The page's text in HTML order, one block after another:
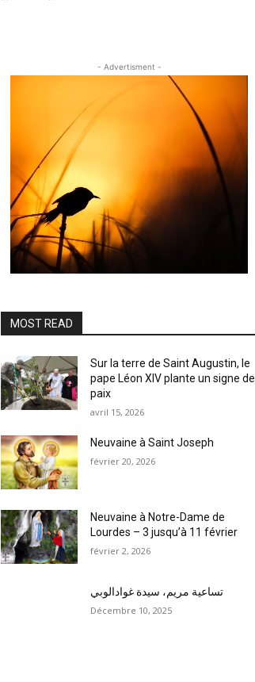
- Advertisment -
MOST READ
Sur la terre de Saint Augustin, le
pape Léon XIV plante un signe de
paix
avril 15, 2026
Neuvaine à Saint Joseph
février 20, 2026
Neuvaine à Notre-Dame de
Lourdes – 3 jusqu’à 11 février
février 2, 2026
تساعية مريم، سيدة غوادالوبي
Décembre 10, 2025